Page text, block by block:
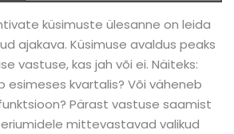
küsimuste ülesanne on leida
ajakava. Küsimuse avaldus peaks
vastuse, kas jah või ei. Näiteks:
esimeses kvartalis? Või väheneb
Pärast vastuse saamist
mittevastavad valikud